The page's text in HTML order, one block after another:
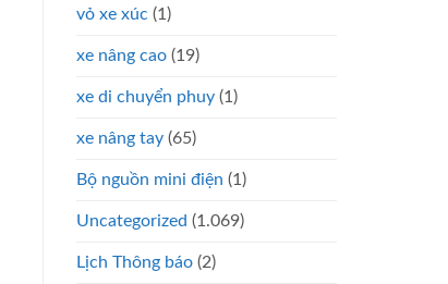
vỏ xe xúc (1)
xe nâng cao (19)
xe di chuyển phuy (1)
xe nâng tay (65)
Bộ nguồn mini điện (1)
Uncategorized (1.069)
Lịch Thông báo (2)